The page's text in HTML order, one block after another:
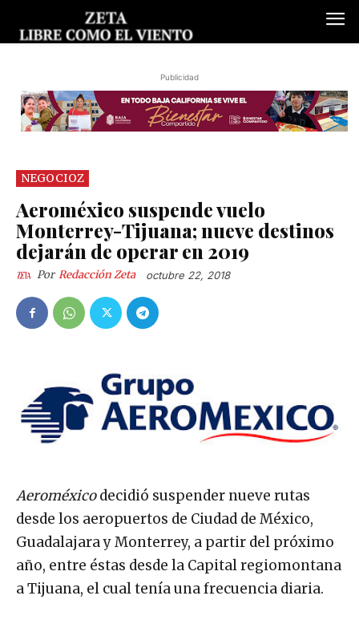
Publicidad
NEGOCIOZ
Aeroméxico suspende vuelo
Monterrey-Tijuana; nueve destinos
dejarán de operar en 2019
Por Redacción Zeta octubre 22, 2018
Aeroméxicodecidió suspender nueve rutas
desde los aeropuertos de Ciudad de México,
Guadalajara y Monterrey, a partir del próximo
año, entre éstas desde la Capital regiomontana
a Tijuana, el cual tenía una frecuencia diaria.